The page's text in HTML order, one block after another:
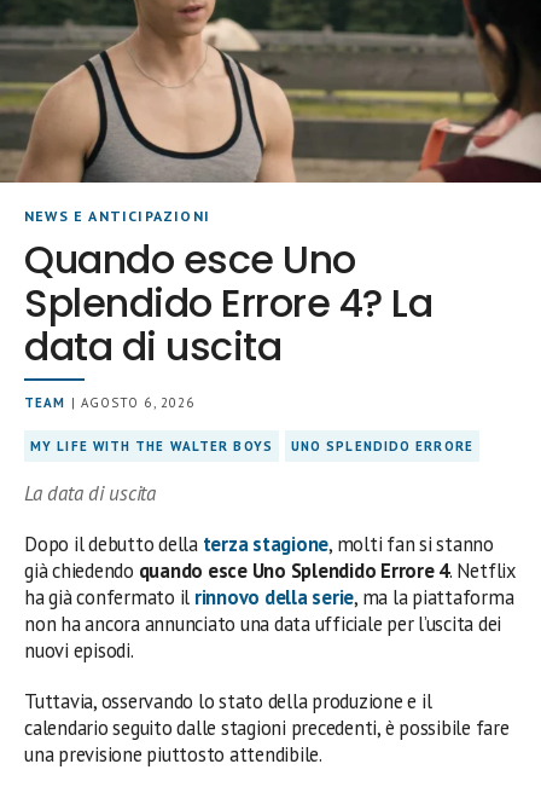
NEWS E ANTICIPAZIONI
Quando esce Uno
Splendido Errore 4? La
data di uscita
TEAM | AGOSTO 6, 2026
MY LIFE WITH THE WALTER BOYS UNO SPLENDIDO ERRORE
La data di uscita
Dopo il debutto della terza stagione, molti fan si stanno
già chiedendo quando esce Uno Splendido Errore 4. Netflix
ha già confermato il rinnovo della serie, ma la piattaforma
non ha ancora annunciato una data ufficiale per l’uscita dei
nuovi episodi.
Tuttavia, osservando lo stato della produzione e il
calendario seguito dalle stagioni precedenti, è possibile fare
una previsione piuttosto attendibile.